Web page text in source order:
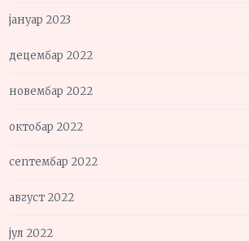
јануар 2023
децембар 2022
новембар 2022
октобар 2022
септембар 2022
август 2022
јул 2022